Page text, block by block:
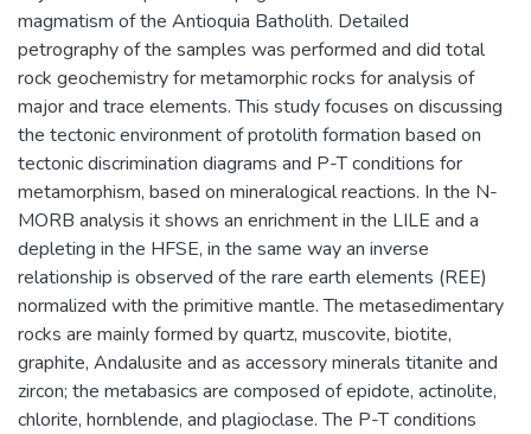
magmatism of the Antioquia Batholith. Detailed
petrography of the samples was performed and did total
rock geochemistry for metamorphic rocks for analysis of
major and trace elements. This study focuses on discussing
the tectonic environment of protolith formation based on
tectonic discrimination diagrams and P-T conditions for
metamorphism, based on mineralogical reactions. In the N-
MORB analysis it shows an enrichment in the LILE and a
depleting in the HFSE, in the same way an inverse
relationship is observed of the rare earth elements (REE)
normalized with the primitive mantle. The metasedimentary
rocks are mainly formed by quartz, muscovite, biotite,
graphite, Andalusite and as accessory minerals titanite and
zircon; the metabasics are composed of epidote, actinolite,
chlorite, hornblende, and plagioclase. The P-T conditions